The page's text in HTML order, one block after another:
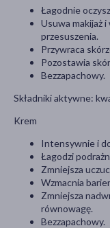
Łagodnie
Usuwa makijaż
przesuszenia.
Przywraca
Pozostawia
Bezzapachowy.
Składniki aktywne:
Krem
Intensywnie i
Łagodzi
Zmniejsza
Wzmacnia
Zmniejsza
równowagę.
Bezzapachowy.